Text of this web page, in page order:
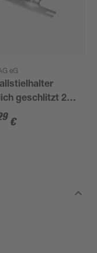
eG
geschlitzt 24
€